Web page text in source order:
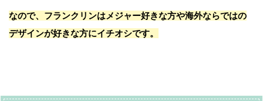
なので、フランクリンはメジャー好きな方や海外ならではの
デザインが好きな方にイチオシです。